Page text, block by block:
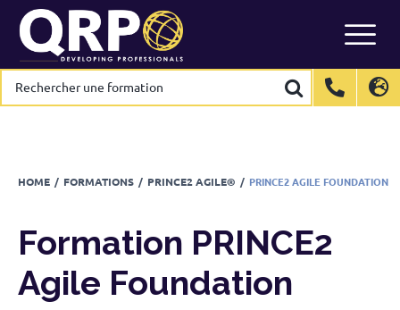
content
International
EN
Luxembourg
EN
FR
Switzerland
DE EN
FR
Rechercher
une
formation International
EN
Luxembourg
EN
FR
Switzerland
DE EN
FR
Rechercher
une
formation
HOME / FORMATIONS / PRINCE2 AGILE® / PRINCE2 AGILE FOUNDATION
FormationPRINCE2 Agile Foundation
Calendrier
Formation PRINCE2
Agile Foundation